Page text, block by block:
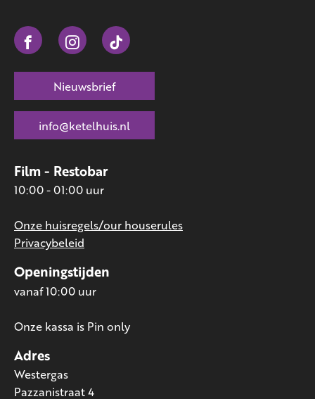
Adres
Westergas
Pazzanistraat 4
Openingstijden
vanaf 10:00 uur
Onze kassa is Pin only
Film - Restobar
10:00 - 01:00 uur
Onze huisregels/our houserules
Privacybeleid
Nieuwsbrief
info@ketelhuis.nl